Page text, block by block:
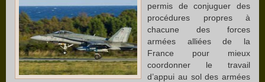
permis de conjuguer des
procédures propres à
chacune des forces
armées alliées de la
France pour mieux
coordonner le travail
d’appui au sol des armées